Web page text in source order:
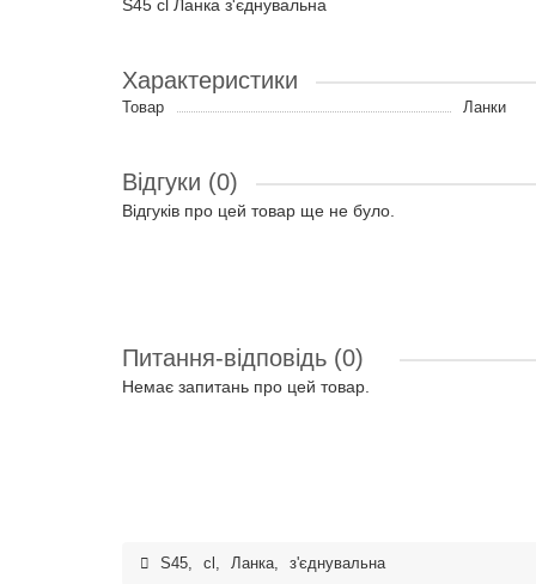
S45 cl Ланка з'єднувальна
Характеристики
Товар Ланки
Відгуки (0)
Відгуків про цей товар ще не було.
Питання-відповідь (0)
Немає запитань про цей товар.
S45, cl , Ланка, з'єднувальна